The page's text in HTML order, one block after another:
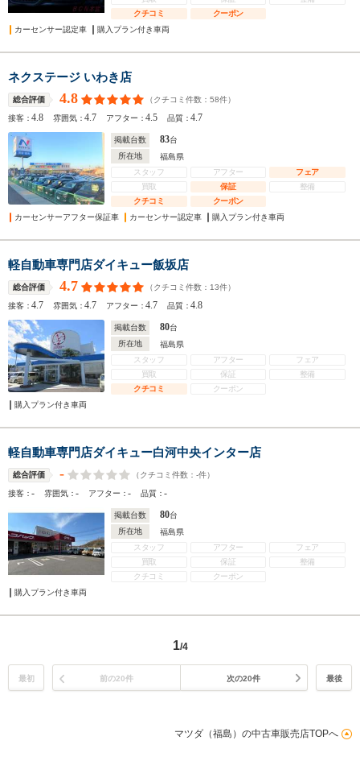
クチコミ
クーポン
カーセンサー認定車
購入プラン付き車両
ネクステージ いわき店
総合評価 4.8 （クチコミ件数： 58件）
接客：4.8 雰囲気：4.7 アフター：4.5 品質：4.7
掲載台数 83台
所在地
福島県
スタッフ
アフター
フェア
買取
保証
整備
クチコミ
クーポン
カーセンサーアフター保証車
カーセンサー認定車 購入プラン付き車両
軽自動車専門店ダイキュー飯坂店
総合評価 4.7 （クチコミ件数： 13件）
接客：4.7 雰囲気：4.7 アフター：4.7 品質：4.8
掲載台数 80台
所在地
福島県
スタッフ
アフター
フェア
買取
保証
整備
クチコミ
クーポン
購入プラン付き車両
軽自動車専門店ダイキュー白河中央インター店
総合評価 - （クチコミ件数： -件）
接客：- 雰囲気：- アフター：- 品質：-
掲載台数 80台
所在地
福島県
スタッフ
アフター
フェア
買取
保証
整備
クチコミ
クーポン
購入プラン付き車両
1/4
最初 前の20件 次の20件 最後
マツダ（福島）の中古車販売店TOPへ